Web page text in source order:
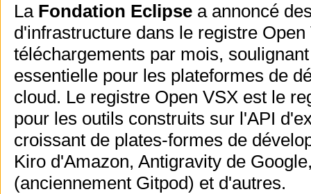
La Fondation Eclipse a annoncé
d'infrastructure dans le registre
téléchargements par mois,
essentielle pour les plateformes de
cloud. Le registre Open VSX est le
pour les outils construits sur l'API
croissant de plates-formes de
Kiro d'Amazon, Antigravity de
(anciennement Gitpod) et d'autres.